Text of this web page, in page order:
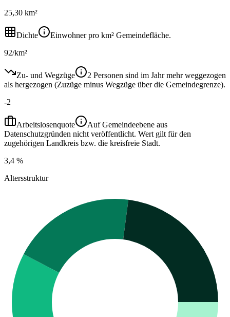
25,30 km²
Dichte
Einwohner pro km² Gemeindefläche.
92/km²
Zu- und Wegzüge
2 Personen sind im Jahr mehr weggezogen
als hergezogen (Zuzüge minus Wegzüge über die Gemeindegrenze).
-2
Arbeitslosenquote
Auf Gemeindeebene aus
Datenschutzgründen nicht veröffentlicht. Wert gilt für den
zugehörigen Landkreis bzw. die kreisfreie Stadt.
3,4 %
Altersstruktur